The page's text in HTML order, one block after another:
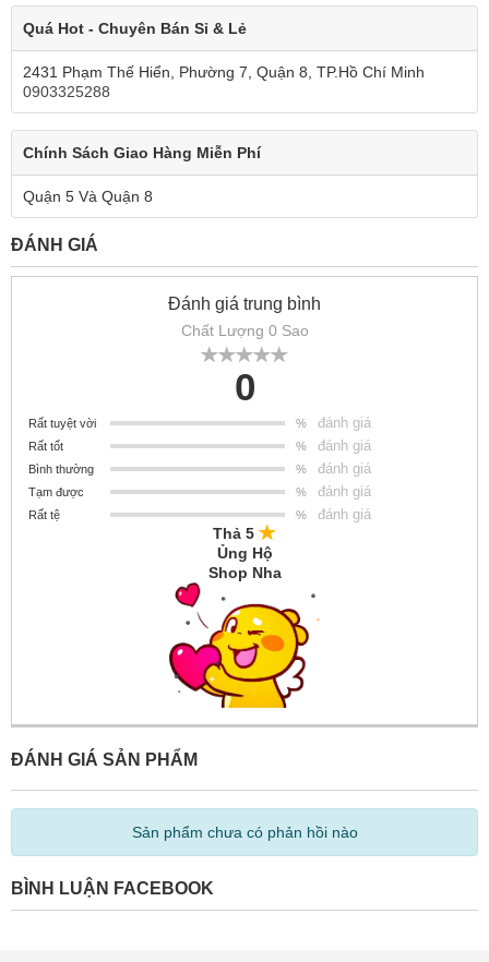
Quá Hot - Chuyên Bán Sỉ & Lẻ
2431 Phạm Thế Hiển, Phường 7, Quận 8, TP.Hồ Chí Minh
0903325288
Chính Sách Giao Hàng Miễn Phí
Quận 5 Và Quận 8
ĐÁNH GIÁ
Đánh giá trung bình
Chất Lượng 0 Sao
0
Rất tuyệt vời % đánh giá
Rất tốt % đánh giá
Bình thường % đánh giá
Tạm được % đánh giá
Rất tệ % đánh giá
Thả 5
Ủng Hộ
Shop Nha
ĐÁNH GIÁ SẢN PHẨM
Sản phẩm chưa có phản hồi nào
BÌNH LUẬN FACEBOOK